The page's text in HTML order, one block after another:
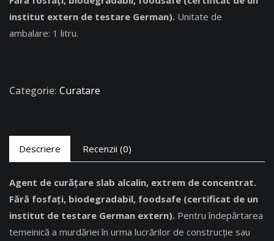
institut extern de testare German). Unitate de
ambalare: 1 litru.
Categorie: Curatare
Descriere Recenzii (0)
Agent de curățare slab alcalin, extrem de concentrat.
Fără fosfaţi, biodegradabil, foodsafe (certificat de un
institut de testare German extern). Pentru îndepărtarea
temeinică a murdăriei în urma lucrărilor de construcție sau